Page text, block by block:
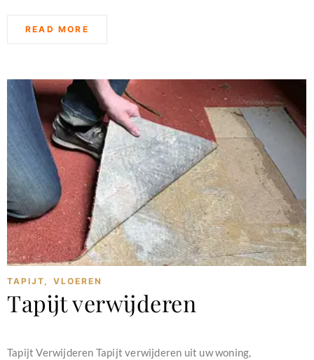
READ MORE
TAPIJT, VLOEREN
Tapijt verwijderen
Tapijt Verwijderen Tapijt verwijderen uit uw woning,